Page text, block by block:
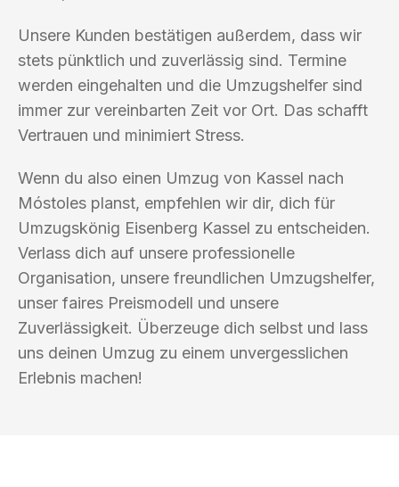
Unsere Kunden bestätigen außerdem, dass wir
stets pünktlich und zuverlässig sind. Termine
werden eingehalten und die Umzugshelfer sind
immer zur vereinbarten Zeit vor Ort. Das schafft
Vertrauen und minimiert Stress.
Wenn du also einen Umzug von Kassel nach
Móstoles planst, empfehlen wir dir, dich für
Umzugskönig Eisenberg Kassel zu entscheiden.
Verlass dich auf unsere professionelle
Organisation, unsere freundlichen Umzugshelfer,
unser faires Preismodell und unsere
Zuverlässigkeit. Überzeuge dich selbst und lass
uns deinen Umzug zu einem unvergesslichen
Erlebnis machen!